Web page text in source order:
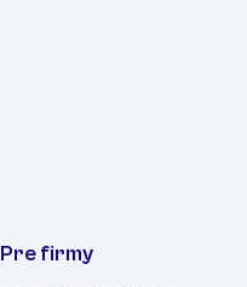
Pre firmy